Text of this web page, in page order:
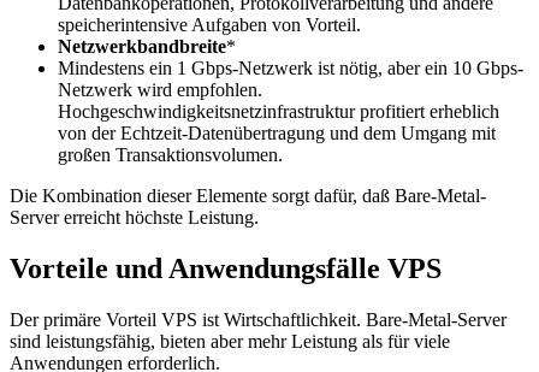
speicherintensive Aufgaben von Vorteil.
Netzwerkbandbreite*
Mindestens ein 1 Gbps-Netzwerk ist nötig, aber ein 10 Gbps-
Netzwerk wird empfohlen.
Hochgeschwindigkeitsnetzinfrastruktur profitiert erheblich
von der Echtzeit-Datenübertragung und dem Umgang mit
großen Transaktionsvolumen.
Die Kombination dieser Elemente sorgt dafür, daß Bare-Metal-
Server erreicht höchste Leistung.
Vorteile und Anwendungsfälle VPS
Der primäre Vorteil VPS ist Wirtschaftlichkeit. Bare-Metal-Server
sind leistungsfähig, bieten aber mehr Leistung als für viele
Anwendungen erforderlich.